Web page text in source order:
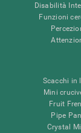
Disabilità
Funzioni
Scacchi in
Mini
Fruit
Pipe
Crystal